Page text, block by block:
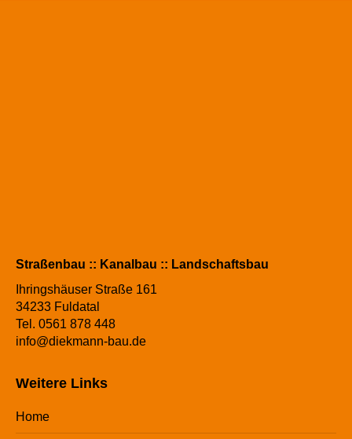
Straßenbau :: Kanalbau :: Landschaftsbau
Ihringshäuser Straße 161
34233 Fuldatal
Tel. 0561 878 448
info@diekmann-bau.de
Weitere Links
Home